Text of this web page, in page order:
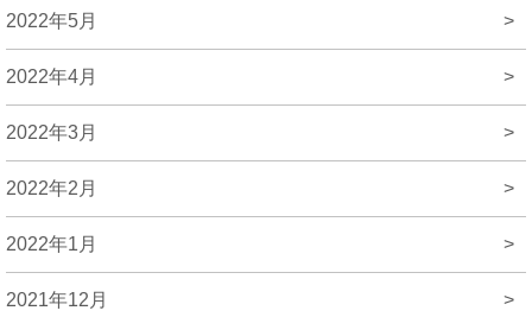
2022年5月 >
2022年4月 >
2022年3月 >
2022年2月 >
2022年1月 >
2021年12月 >